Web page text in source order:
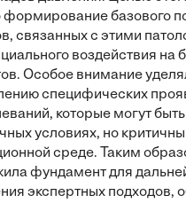
формирование базового
связанных с этими
воздействия на
Особое внимание
специфических
которые могут
условиях, но критичны
среде. Таким
фундамент для
экспертных подходов,